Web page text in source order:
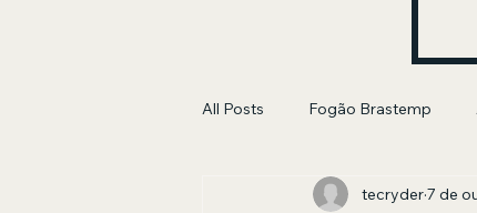
All Posts Fogão Brastemp
manutenção de fogão
tecryder7 de